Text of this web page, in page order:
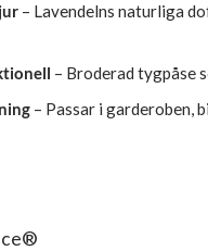
– Lavendelns naturliga
– Broderad tygpåse
– Passar i garderoben,